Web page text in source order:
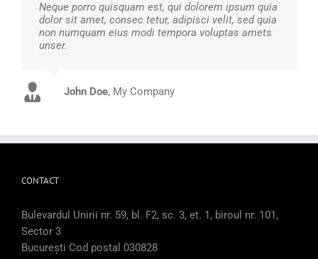
Neque porro quisquam est, qui dolorem ipsum quia
dolor sit amet, consec tetur, adipisci velit, sed quia
non numquam eius modi tempora voluptas amets
unser.
John Doe, My Company
Luke Beck Theme Fusion
CONTACT
Bulevardul Unirii nr. 59, bl. F2, sc. 3, et. 1, biroul nr. 101,
Sector 3
București Cod postal 030828